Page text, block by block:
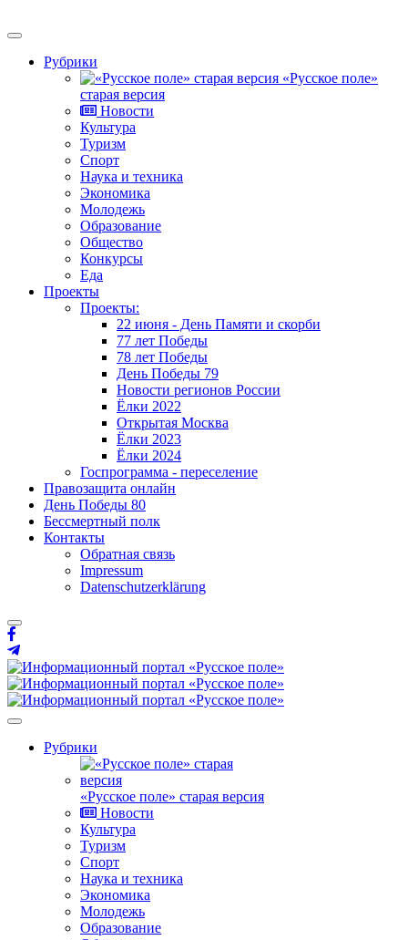
Рубрики
«Русское поле»
старая версия
Новости
Культура
Туризм
Спорт
Наука и техника
Экономика
Молодежь
Образование
Общество
Конкурсы
Еда
Проекты
Проекты:
22 июня - День Памяти и скорби
77 лет Победы
78 лет Победы
День Победы 79
Новости регионов России
Ёлки 2022
Открытая Москва
Ёлки 2023
Ёлки 2024
Госпрограмма - переселение
Правозащита онлайн
День Победы 80
Бессмертный полк
Контакты
Обратная связь
Impressum
Datenschutzerklärung
Рубрики
«Русское поле» старая версия
Новости
Культура
Туризм
Спорт
Наука и техника
Экономика
Молодежь
Образование